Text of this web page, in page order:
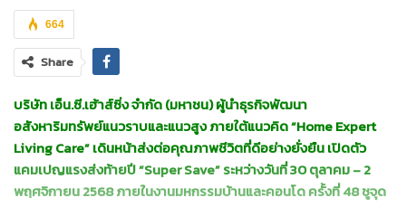
664
Share
บริษัท เอ็น.ซี.เฮ้าส์ซิ่ง จำกัด (มหาชน) ผู้นำธุรกิจพัฒนา
อสังหาริมทรัพย์แนวราบและแนวสูง ภายใต้แนวคิด“Home Expert
Living Care” เดินหน้าส่งต่อคุณภาพชีวิตที่ดีอย่างยั่งยืน เปิดตัว
แคมเปญแรงส่งท้ายปี “Super Save” ระหว่างวันที่ 30 ตุลาคม – 2
พฤศจิกายน 2568 ภายในงานมหกรรมบ้านและคอนโด ครั้งที่ 48 ชูจุด